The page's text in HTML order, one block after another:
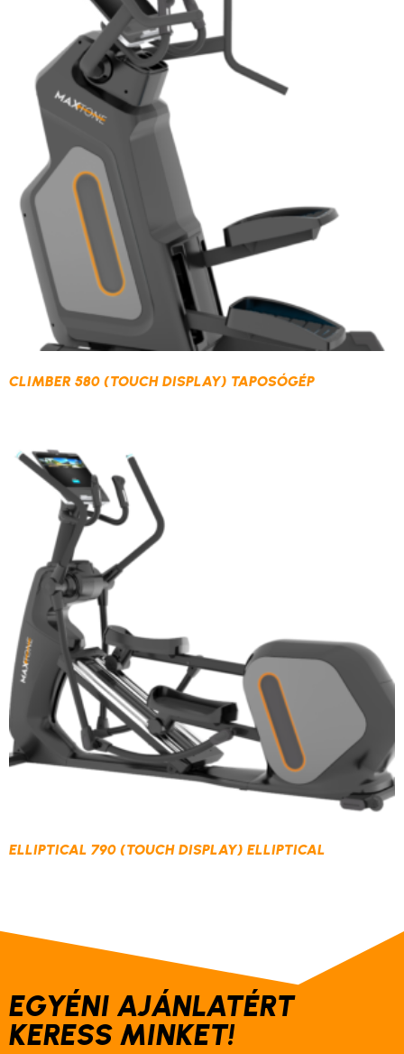
CLIMBER 580 (TOUCH DISPLAY) TAPOSÓGÉP
ELLIPTICAL 790 (TOUCH DISPLAY) ELLIPTICAL
EGYÉNI AJÁNLATÉRT
KERESS MINKET!